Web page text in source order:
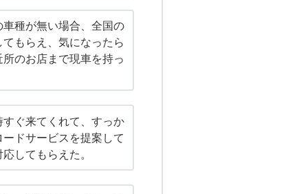
種が無い場合、全国の
もらえ、気になったら
のお店まで現車を持っ
ぐ来てくれて、すっか
ドサービスを提案して
してもらえた。